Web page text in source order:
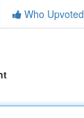
Who Upvoted